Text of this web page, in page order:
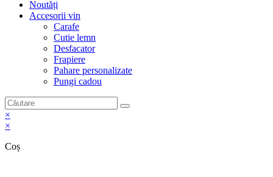
Noutăți
Accesorii vin
Carafe
Cutie lemn
Desfacator
Frapiere
Pahare personalizate
Pungi cadou
×
×
Coș